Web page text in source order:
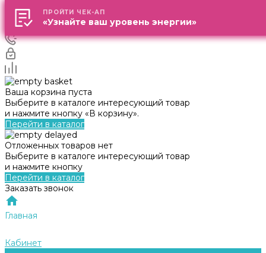
Ваша корзина пуста
Выберите в каталоге интересующий товар
и нажмите кнопку «В корзину».
Перейти в каталог
Отложенных товаров нет
Выберите в каталоге интересующий товар
и нажмите кнопку
Перейти в каталог
Заказать звонок
Главная
Кабинет
ПРОЙТИ ЧЕК-АП
«Узнайте ваш уровень энергии»
ПРОЙТИ ЧЕК-АП
«Узнайте ваш уровень энергии»